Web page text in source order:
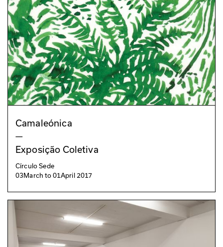
Camaleónica
—
Exposição Coletiva
Círculo Sede
03March to01April 2017